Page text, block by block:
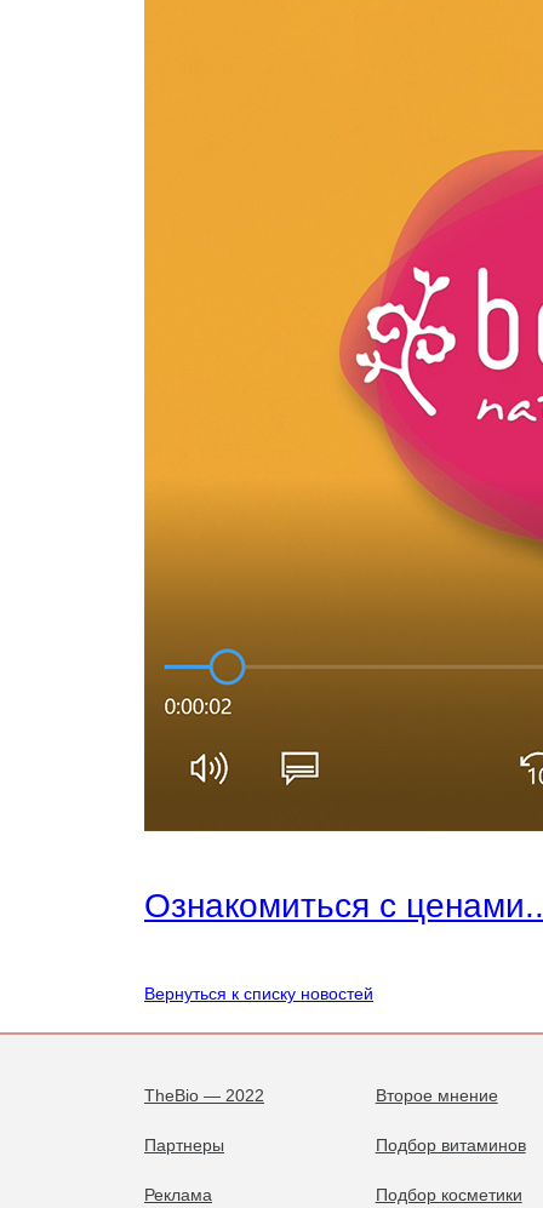
Ознакомиться с
Вернуться к списку новостей
TheBio — 2022
Партнеры
Реклама
Второе мнение
Подбор витаминов
Подбор косметики